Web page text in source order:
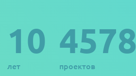
10
лет
4578
проектов